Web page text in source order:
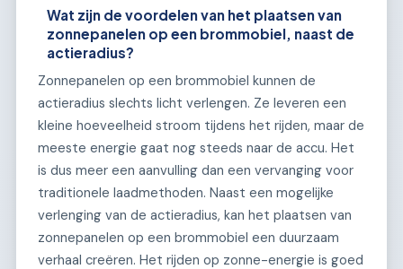
Wat zijn de voordelen van het plaatsen van
zonnepanelen op een brommobiel, naast de
actieradius?
Zonnepanelen op een brommobiel kunnen de
actieradius slechts licht verlengen. Ze leveren een
kleine hoeveelheid stroom tijdens het rijden, maar de
meeste energie gaat nog steeds naar de accu. Het
is dus meer een aanvulling dan een vervanging voor
traditionele laadmethoden. Naast een mogelijke
verlenging van de actieradius, kan het plaatsen van
zonnepanelen op een brommobiel een duurzaam
verhaal creëren. Het rijden op zonne-energie is goed